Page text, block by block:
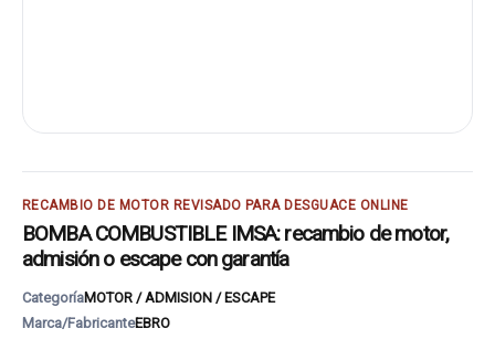
RECAMBIO DE MOTOR REVISADO PARA DESGUACE ONLINE
BOMBA COMBUSTIBLE IMSA: recambio de motor,
admisión o escape con garantía
CategoríaMOTOR / ADMISION / ESCAPE
Marca/FabricanteEBRO